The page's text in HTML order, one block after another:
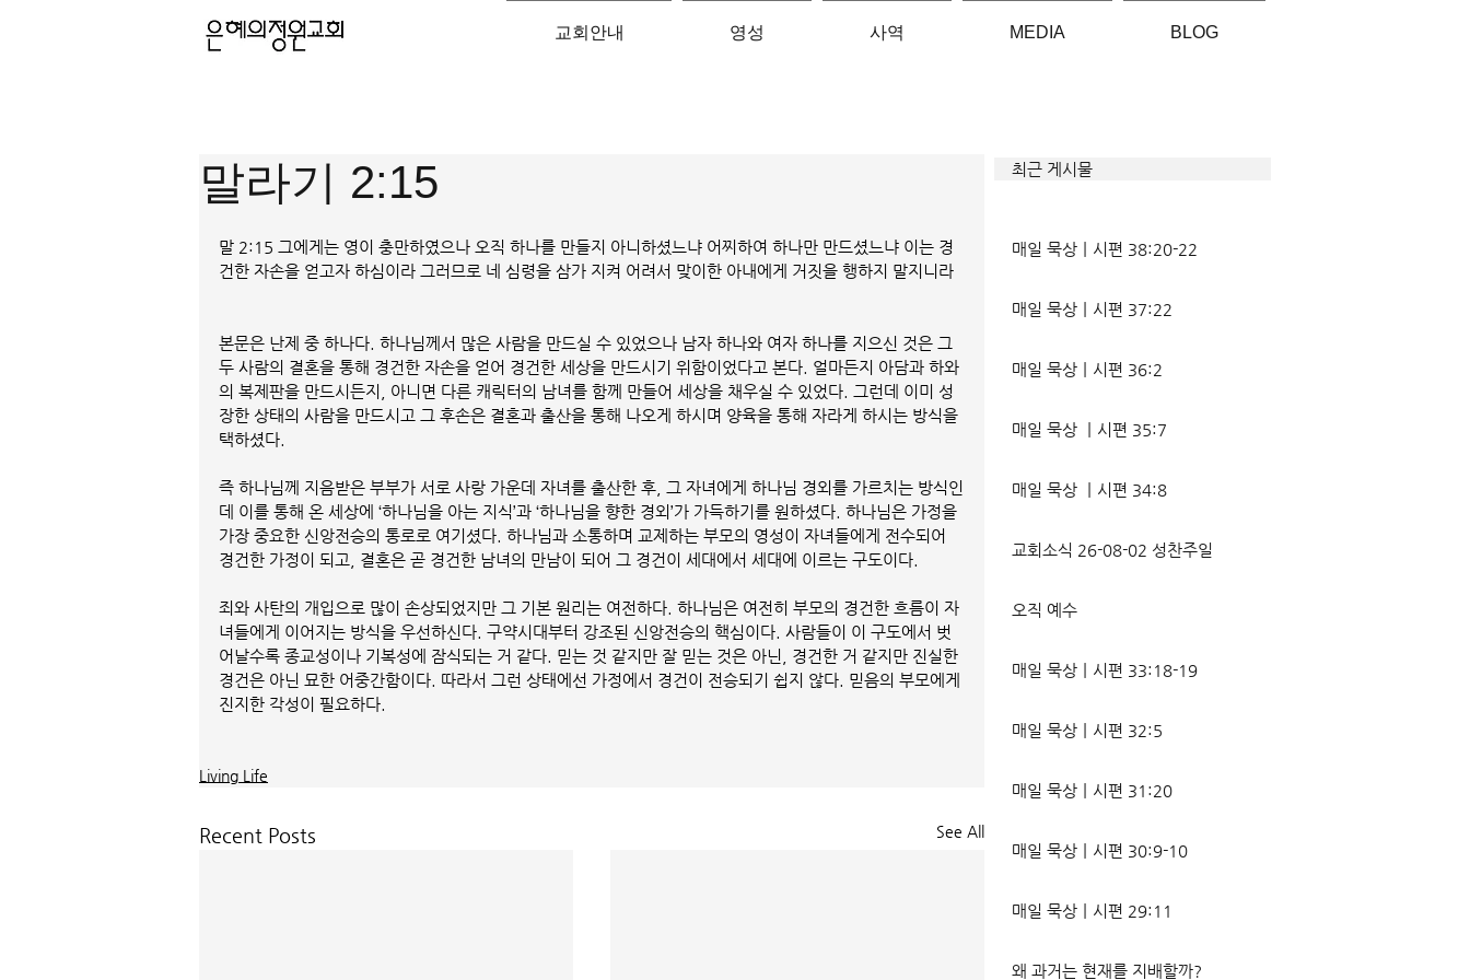
교회안내 영성 사역 MEDIA BLOG
최근 게시물
말라기 2:15
말 2:15 그에게는 영이 충만하였으나 오직 하나를 만들지 아니하셨느냐 어찌하여 하나만 만드셨느냐 이는 경
건한 자손을 얻고자 하심이라 그러므로 네 심령을 삼가 지켜 어려서 맞이한 아내에게 거짓을 행하지 말지니라
본문은 난제 중 하나다. 하나님께서 많은 사람을 만드실 수 있었으나 남자 하나와 여자 하나를 지으신 것은 그
두 사람의 결혼을 통해 경건한 자손을 얻어 경건한 세상을 만드시기 위함이었다고 본다. 얼마든지 아담과 하와
의 복제판을 만드시든지, 아니면 다른 캐릭터의 남녀를 함께 만들어 세상을 채우실 수 있었다. 그런데 이미 성
장한 상태의 사람을 만드시고 그 후손은 결혼과 출산을 통해 나오게 하시며 양육을 통해 자라게 하시는 방식을
택하셨다.
즉 하나님께 지음받은 부부가 서로 사랑 가운데 자녀를 출산한 후, 그 자녀에게 하나님 경외를 가르치는 방식인
데 이를 통해 온 세상에 ‘하나님을 아는 지식’과 ‘하나님을 향한 경외’가 가득하기를 원하셨다. 하나님은 가정을
가장 중요한 신앙전승의 통로로 여기셨다. 하나님과 소통하며 교제하는 부모의 영성이 자녀들에게 전수되어
경건한 가정이 되고, 결혼은 곧 경건한 남녀의 만남이 되어 그 경건이 세대에서 세대에 이르는 구도이다.
죄와 사탄의 개입으로 많이 손상되었지만 그 기본 원리는 여전하다. 하나님은 여전히 부모의 경건한 흐름이 자
녀들에게 이어지는 방식을 우선하신다. 구약시대부터 강조된 신앙전승의 핵심이다. 사람들이 이 구도에서 벗
어날수록 종교성이나 기복성에 잠식되는 거 같다. 믿는 것 같지만 잘 믿는 것은 아닌, 경건한 거 같지만 진실한
경건은 아닌 묘한 어중간함이다. 따라서 그런 상태에선 가정에서 경건이 전승되기 쉽지 않다. 믿음의 부모에게
진지한 각성이 필요하다.
Living Life
Recent Posts See All
매일 묵상ㅣ시편 38:20-22
매일 묵상ㅣ시편 37:22
매일 묵상ㅣ시편 36:2
매일 묵상 ㅣ시편 35:7
매일 묵상 ㅣ시편 34:8
교회소식 26-08-02 성찬주일
오직 예수
매일 묵상ㅣ시편 33:18-19
매일 묵상ㅣ시편 32:5
매일 묵상ㅣ시편 31:20
매일 묵상ㅣ시편 30:9-10
매일 묵상ㅣ시편 29:11
왜 과거는 현재를 지배할까?